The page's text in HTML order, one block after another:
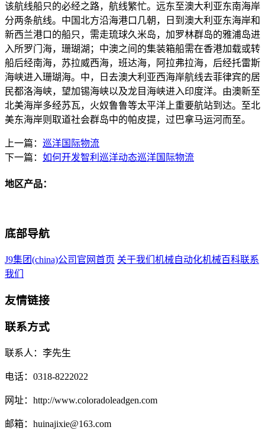
该航线船只的必经之路，航线繁忙。远东至澳大利亚东南海岸
分两条航线。中国北方沿海港口几朝，日到澳大利亚东海岸和
新西兰港口的船只，需走琉球久米岛，加罗林群岛的雅浦岛进
入所罗门海，珊瑚湖；中澳之间的集装箱船需在香港加载或转
船后经南海，苏拉威西海，班达海，阿拉弗拉海，后经托雷斯
海峡进入珊瑚海。中，日去澳大利亚西海岸航线去菲律宾的居
民都洛海峡，望加锡海峡以及龙目海峡进入印度洋。由澳新至
北美海岸多经苏瓦，火奴鲁鲁等太平洋上重要航站到达。至北
美东海岸则取道社会群岛中的帕皮提，过巴拿马运河而至。
上一篇： 巡洋国际物流
下一篇： 如何开发智利巡洋动态巡洋国际物流
地区产品：
底部导航
J9集团(china)公司官网首页 关于我们 机械自动化机械百科联系
我们
友情链接
联系方式
联系人：李先生
电话：0318-8222022
网址：http://www.coloradoleadgen.com
邮箱：huinajixie@163.com